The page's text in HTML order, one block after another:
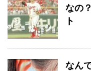
なの
ト
なん